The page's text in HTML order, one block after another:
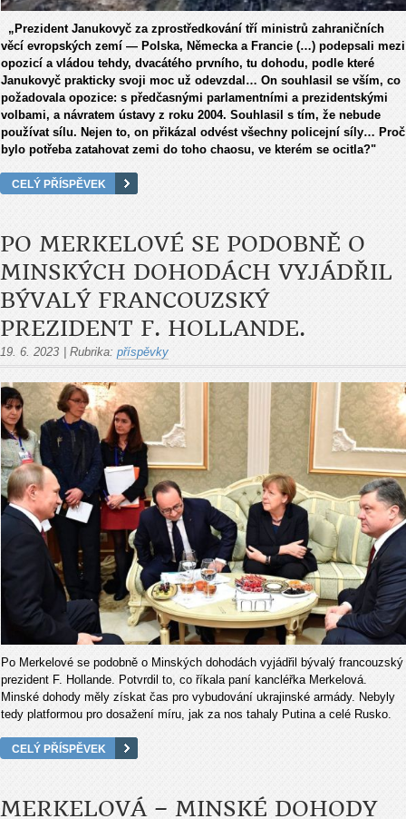
„Prezident Janukovyč za zprostředkování tří ministrů zahraničních
věcí evropských zemí — Polska, Německa a Francie (…) podepsali mezi
opozicí a vládou tehdy, dvacátého prvního, tu dohodu, podle které
Janukovyč prakticky svoji moc už odevzdal… On souhlasil se vším, co
požadovala opozice: s předčasnými parlamentními a prezidentskými
volbami, a návratem ústavy z roku 2004. Souhlasil s tím, že nebude
používat sílu. Nejen to, on přikázal odvést všechny policejní síly… Proč
bylo potřeba zatahovat zemi do toho chaosu, ve kterém se ocitla?"
CELÝ PŘÍSPĚVEK
PO MERKELOVÉ SE PODOBNĚ O
MINSKÝCH DOHODÁCH VYJÁDŘIL
BÝVALÝ FRANCOUZSKÝ
PREZIDENT F. HOLLANDE.
19. 6. 2023 Rubrika: příspěvky
Po Merkelové se podobně o Minských dohodách vyjádřil bývalý francouzský
prezident F. Hollande. Potvrdil to, co říkala paní kancléřka Merkelová.
Minské dohody měly získat čas pro vybudování ukrajinské armády. Nebyly
tedy platformou pro dosažení míru, jak za nos tahaly Putina a celé Rusko.
CELÝ PŘÍSPĚVEK
MERKELOVÁ – MINSKÉ DOHODY